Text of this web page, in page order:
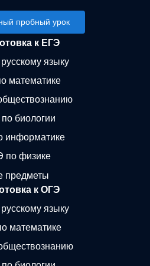
пробный урок
к ЕГЭ
языку
математике
биологии
информатике
по физике
предметы
к ОГЭ
языку
математике